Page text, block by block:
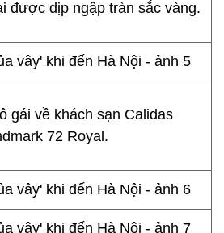
được dịp ngập tràn sắc vàng.
gái về khách sạn Calidas
72 Royal.